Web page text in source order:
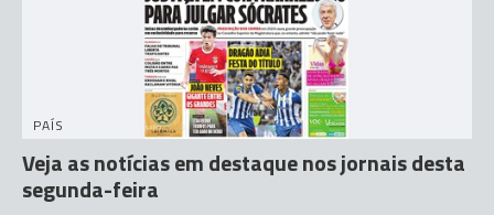
PAÍS
Veja as notícias em destaque nos jornais desta
segunda-feira